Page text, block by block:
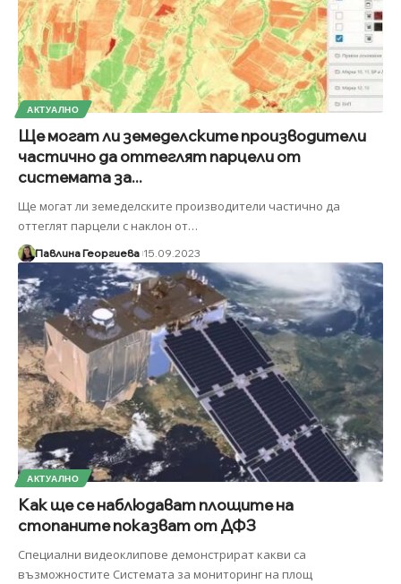
АКТУАЛНО
Ще могат ли земеделските производители
частично да оттеглят парцели от
системата за...
Ще могат ли земеделските производители частично да
оттеглят парцели с наклон от…
Павлина Георгиева 15.09.2023
АКТУАЛНО
Как ще се наблюдават площите на
стопаните показват от ДФЗ
Специални видеоклипове демонстрират какви са
възможностите Системата за мониторинг на площ